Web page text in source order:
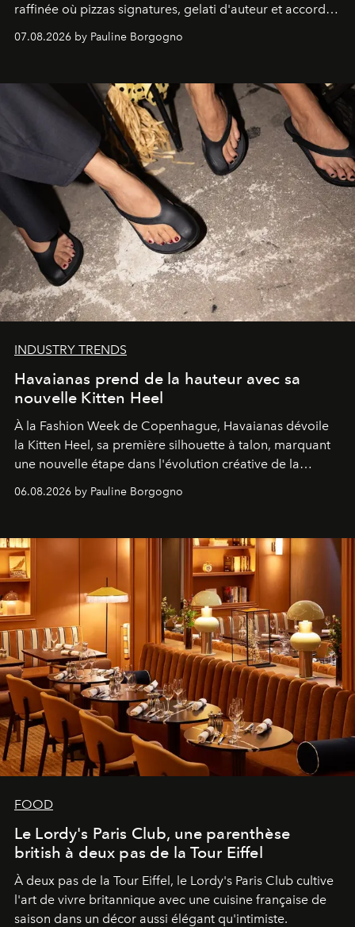
raffinée où pizzas signatures, gelati d'auteur et accords
07.08.2026 by Pauline Borgogno
INDUSTRY TRENDS
Havaianas prend de la hauteur avec sa
nouvelle Kitten Heel
À la Fashion Week de Copenhague, Havaianas dévoile
la Kitten Heel, sa première silhouette à talon, marquant
une nouvelle étape dans l'évolution créative de la
06.08.2026 by Pauline Borgogno
FOOD
Le Lordy's Paris Club, une parenthèse
british à deux pas de la Tour Eiffel
À deux pas de la Tour Eiffel, le Lordy's Paris Club cultive
l'art de vivre britannique avec une cuisine française de
saison dans un décor aussi élégant qu'intimiste.